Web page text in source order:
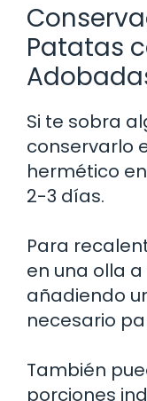
Patatas
Si te sobra
conservarlo
hermético
2-3 días.
Para
en una olla
añadiendo
necesario
También
porciones